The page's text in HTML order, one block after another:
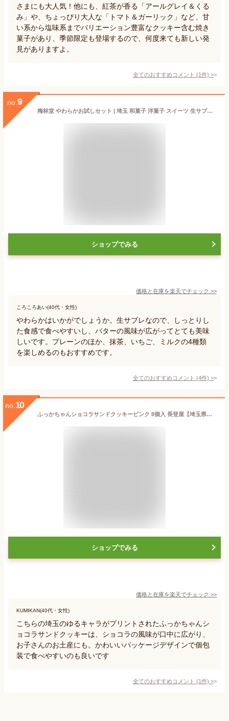
さまにも大人気！他にも、紅茶が香る「アールグレイ＆くる
み」や、ちょっぴり大人な「トマト＆ガーリック」など、甘
い系から塩味系までバリエーション豊富なクッキー含む焼き
菓子があり、季節限定も登場するので、何度来ても新しい発
見がありますよ。
全てのおすすめコメント (1件) >
no. 9
梅林堂 やわらかお試しセット | 埼玉 和菓子 洋菓子 スイーツ 生サブレ 詰め合わせ 贈り物 お土産 ギフト 個包装 送料無料
ショップでみる
価格と在庫を楽天でチェック >>
ころころあい(40代・女性)
やわらかはいかがでしょうか。生サブレなので、しっとりし
た食感で食べやすいし、バターの風味が広がってとても美味
しいです。プレーンのほか、抹茶、いちご、ミルクの4種類
を楽しめるのもおすすめです。
全てのおすすめコメント (4件) >
no. 10
ふっかちゃんショコラサンドクッキーピンク 8個入 長登屋【埼玉県川越市 送料別】【BS】
ショップでみる
価格と在庫を楽天でチェック >>
KUMIKAN(40代・女性)
こちらの埼玉のゆるキャラがプリントされたふっかちゃんシ
ョコラサンドクッキーは、ショコラの風味が口中に広がり、
お子さんのお土産にも。かわいいパッケージデザインで個包
装で食べやすいのも良いです
全てのおすすめコメント (1件) >